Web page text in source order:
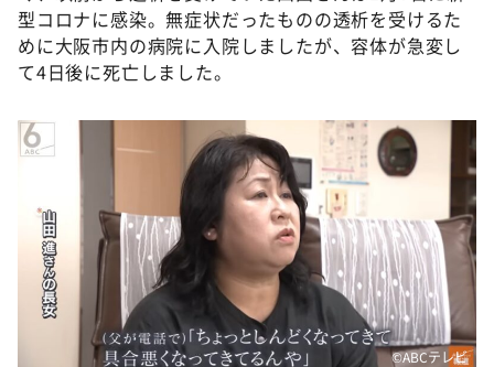
型コロナに感染。無症状だったものの透析を受けるた
めに大阪市内の病院に入院しましたが、容体が急変し
て4日後に死亡しました。
©ABCテレビ